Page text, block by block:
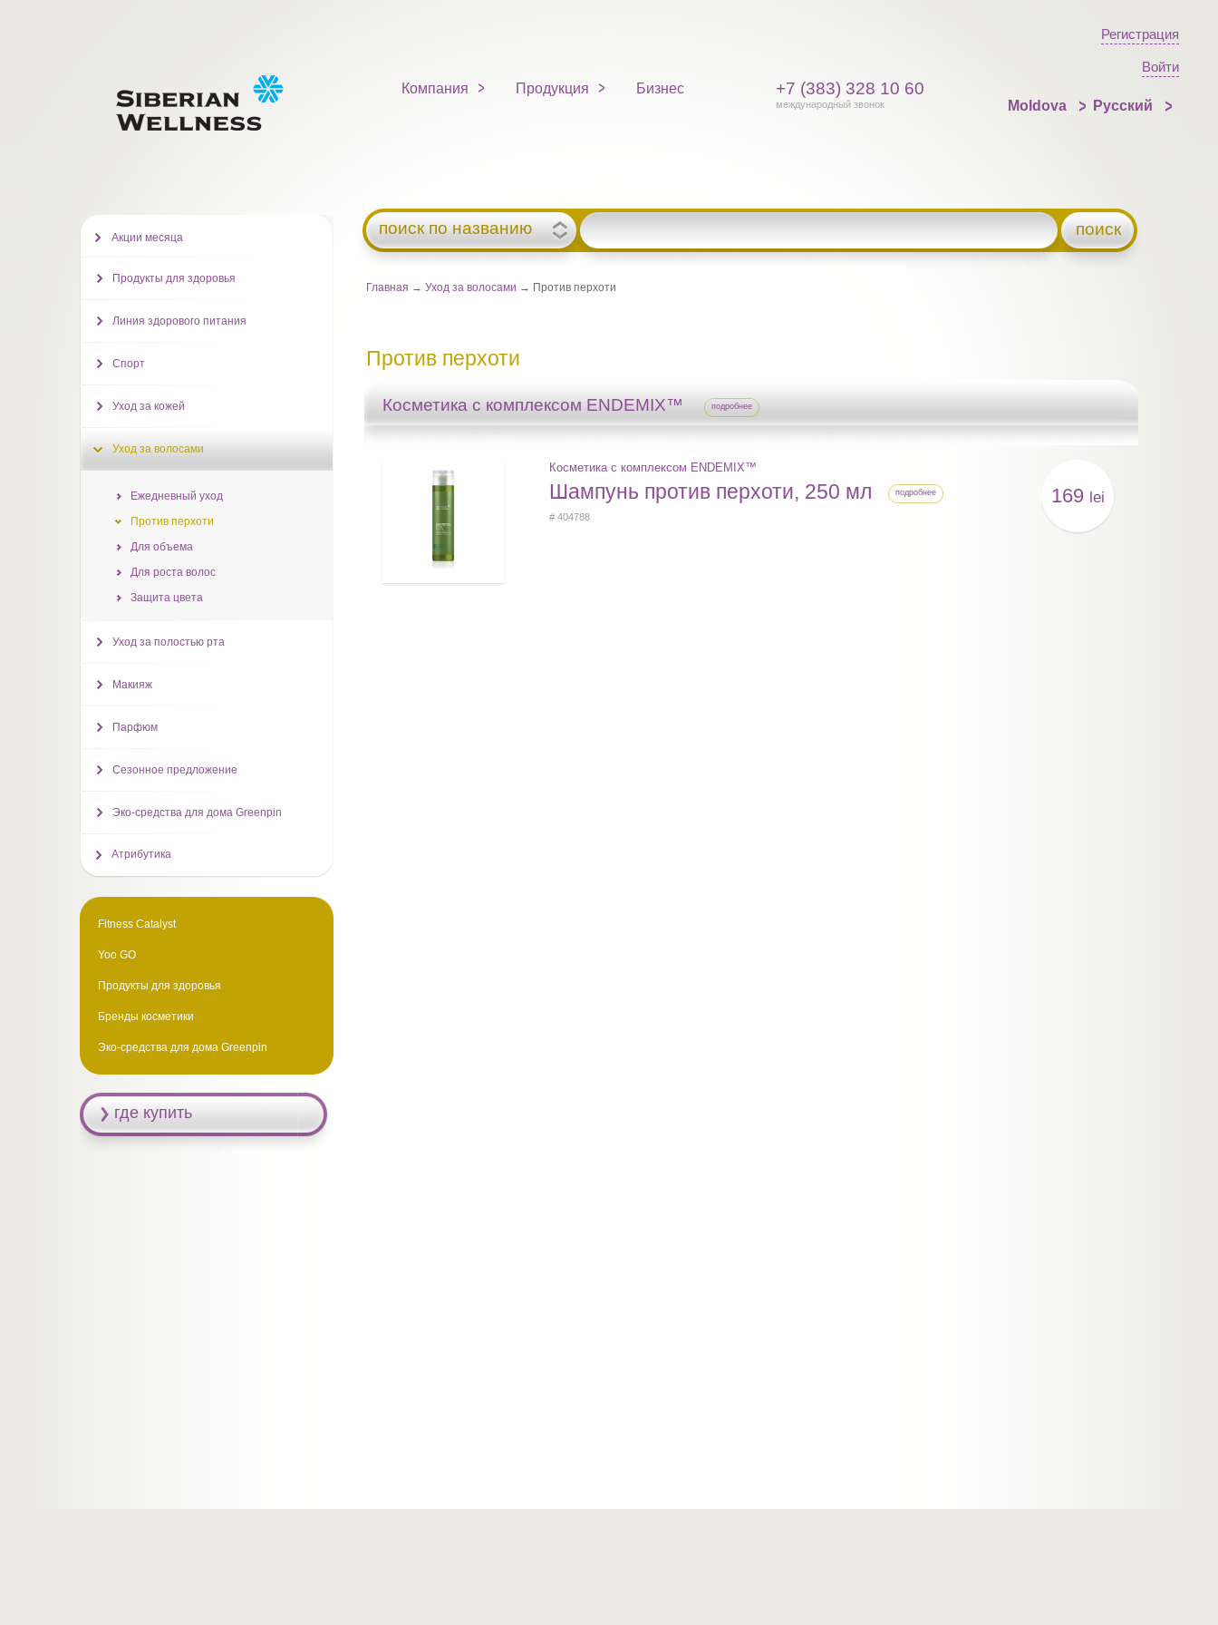
Компания Продукция Бизнес +7 (383) 328 10 60
международный звонок
Регистрация
Войти
Moldova Русский
поиск по названию поиск
Главная → Уход за волосами → Против перхоти
Против перхоти
Косметика с комплексом ENDEMIX™ подробнее
Косметика с комплексом ENDEMIX™
Шампунь против перхоти, 250 мл подробнее
# 404788
169 lei
Акции месяца
Продукты для здоровья
Линия здорового питания
Спорт
Уход за кожей
Уход за волосами
Ежедневный уход
Против перхоти
Для объема
Для роста волос
Защита цвета
Уход за полостью рта
Макияж
Парфюм
Сезонное предложение
Эко-средства для дома Greenpin
Атрибутика
Fitness Catalyst
Yoo GO
Продукты для здоровья
Бренды косметики
Эко-средства для дома Greenpin
где купить